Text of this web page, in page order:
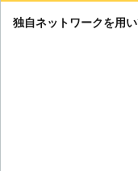
独自ネットワークを用